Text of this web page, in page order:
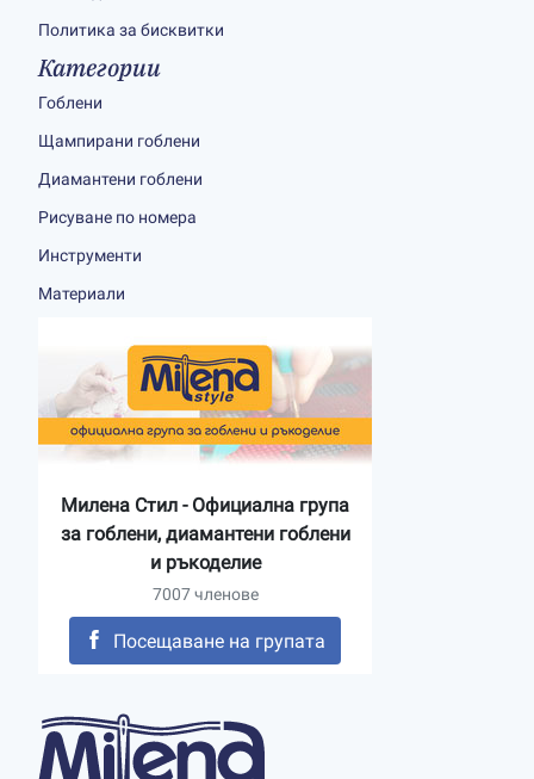
Политика за бисквитки
Категории
Гоблени
Щампирани гоблени
Диамантени гоблени
Рисуване по номера
Инструменти
Материали
Милена Стил - Официална група
за гоблени, диамантени гоблени
и ръкоделие
7007 членове
Посещаване на групата